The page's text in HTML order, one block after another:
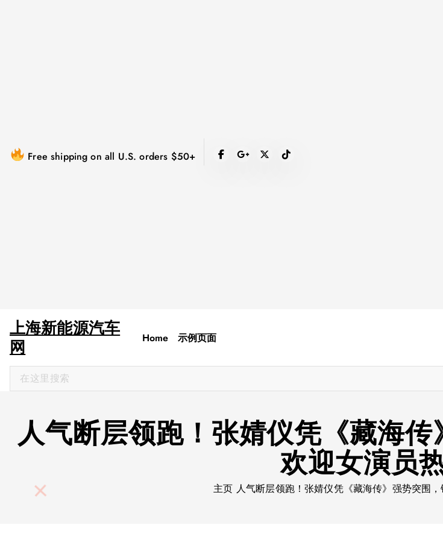
Free shipping on all U.S. orders $50+
上海新能源汽车
网
Home 示例页面
人气断层领跑！张婧仪凭《藏海
欢迎女演员
主页 人气断层领跑！张婧仪凭《藏海传》强势突围